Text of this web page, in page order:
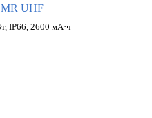
UHF
IP66, 2600 мА·ч